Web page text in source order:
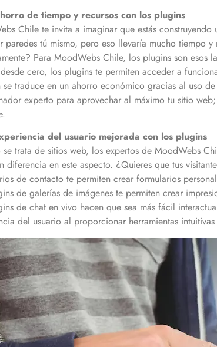
de tiempo y recursos con los plugins
Chile te invita a imaginar que estás
paredes tú mismo, pero eso llevaría mucho tiempo
Para MoodWebs Chile, los plugins son esos
cero, los plugins te permiten acceder a
se traduce en un ahorro económico gracias al uso
experto para aprovechar al máximo tu sitio
del usuario mejorada con los plugins
se trata de sitios web, los expertos de MoodWebs
diferencia en este aspecto. ¿Quieres que tus
de contacto te permiten crear formularios
de galerías de imágenes te permiten crear
de chat en vivo hacen que sea más fácil
del usuario al proporcionar herramientas